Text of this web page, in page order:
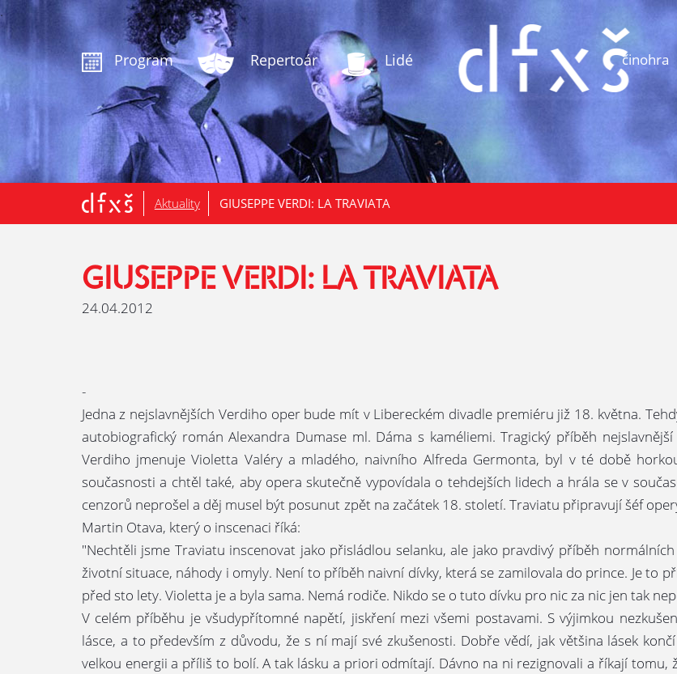
Program Repertoár Lidé činohra
.
Aktuality GIUSEPPE VERDI: LA TRAVIATA
GIUSEPPE VERDI: LA TRAVIATA
24.04.2012
-
Jedna z nejslavnějších Verdiho oper bude mít v Libereckém divadle premiéru již 18. května.
autobiografický román Alexandra Dumase ml. Dáma s kaméliemi. Tragický příběh
Verdiho jmenuje Violetta Valéry a mladého, naivního Alfreda Germonta, byl v té době
současnosti a chtěl také, aby opera skutečně vypovídala o tehdejších lidech a hrála se v
cenzorů neprošel a děj musel být posunut zpět na začátek 18. století. Traviatu připravují šéf
Martin Otava, který o inscenaci říká:
"Nechtěli jsme Traviatu inscenovat jako přisládlou selanku, ale jako pravdivý příběh
životní situace, náhody i omyly. Není to příběh naivní dívky, která se zamilovala do prince. Je to
před sto lety. Violetta je a byla sama. Nemá rodiče. Nikdo se o tuto dívku pro nic za nic jen tak
V celém příběhu je všudypřítomné napětí, jiskření mezi všemi postavami. S výjimkou
lásce, a to především z důvodu, že s ní mají své zkušenosti. Dobře vědí, jak většina lásek
velkou energii a příliš to bolí. A tak lásku a priori odmítají. Dávno na ni rezignovali a říkají